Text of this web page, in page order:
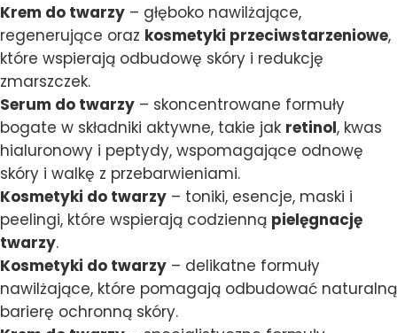
Krem do twarzy – głęboko nawilżające,
regenerujące oraz kosmetyki przeciwstarzeniowe,
które wspierają odbudowę skóry i redukcję
zmarszczek.
Serum do twarzy – skoncentrowane formuły
bogate w składniki aktywne, takie jak retinol, kwas
hialuronowy i peptydy, wspomagające odnowę
skóry i walkę z przebarwieniami.
Kosmetyki do twarzy – toniki, esencje, maski i
peelingi, które wspierają codzienną pielęgnację
twarzy.
Kosmetyki do twarzy – delikatne formuły
nawilżające, które pomagają odbudować naturalną
barierę ochronną skóry.